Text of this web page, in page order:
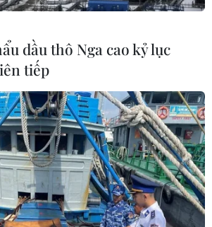
dầu thô Nga cao kỷ lục
tiếp